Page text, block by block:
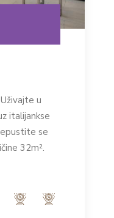
u
italijankse
se
32m².